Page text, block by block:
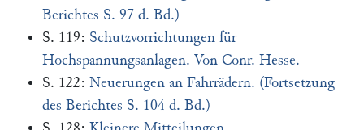
Berichtes S. 97 d. Bd.)
S. 119: Schutzvorrichtungen für
Hochspannungsanlagen. Von Conr. Hesse.
S. 122: Neuerungen an Fahrrädern. (Fortsetzung
des Berichtes S. 104 d. Bd.)